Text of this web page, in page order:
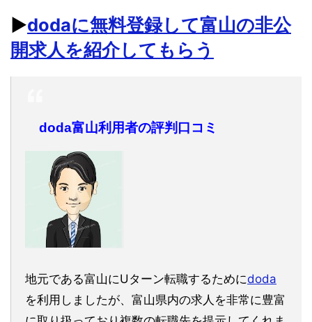
▶︎dodaに無料登録して富山の非公
開求人を紹介してもらう
doda富山利用者の評判口コミ
地元である富山にUターン転職するためにdoda
を利用しましたが、富山県内の求人を非常に豊富